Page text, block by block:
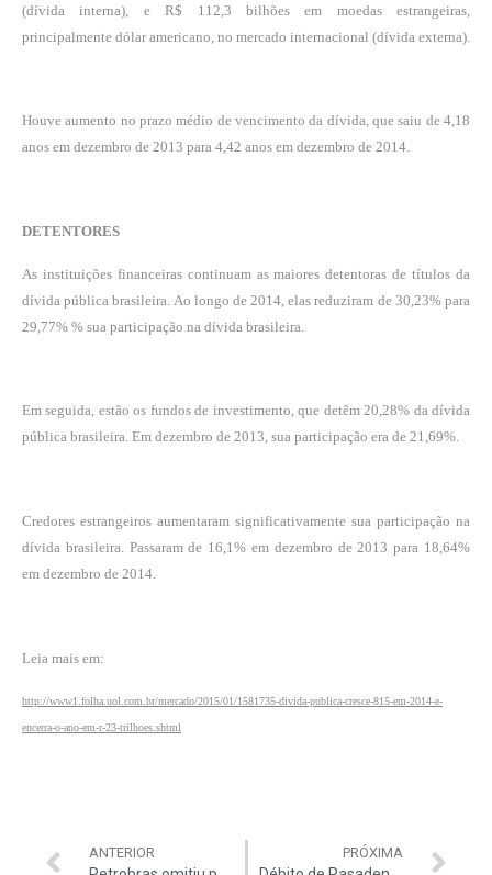
(dívida interna), e R$ 112,3 bilhões em moedas estrangeiras,
principalmente dólar americano, no mercado internacional (dívida externa).
Houve aumento no prazo médio de vencimento da dívida, que saiu de 4,18
anos em dezembro de 2013 para 4,42 anos em dezembro de 2014.
DETENTORES
As instituições financeiras continuam as maiores detentoras de títulos da
dívida pública brasileira. Ao longo de 2014, elas reduziram de 30,23% para
29,77% % sua participação na dívida brasileira.
Em seguida, estão os fundos de investimento, que detêm 20,28% da dívida
pública brasileira. Em dezembro de 2013, sua participação era de 21,69%.
Credores estrangeiros aumentaram significativamente sua participação na
dívida brasileira. Passaram de 16,1% em dezembro de 2013 para 18,64%
em dezembro de 2014.
Leia mais em:
http://www1.folha.uol.com.br/mercado/2015/01/1581735-divida-publica-cresce-815-em-2014-e-
encerra-o-ano-em-r-23-trilhoes.shtml
ANTERIOR PRÓXIMA